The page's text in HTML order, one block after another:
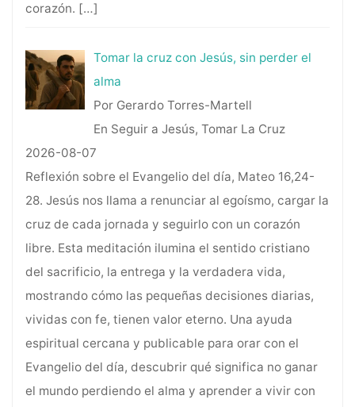
corazón. […]
Tomar la cruz con Jesús, sin perder el
alma
Por Gerardo Torres-Martell
En Seguir a Jesús, Tomar La Cruz
2026-08-07
Reflexión sobre el Evangelio del día, Mateo 16,24-
28. Jesús nos llama a renunciar al egoísmo, cargar la
cruz de cada jornada y seguirlo con un corazón
libre. Esta meditación ilumina el sentido cristiano
del sacrificio, la entrega y la verdadera vida,
mostrando cómo las pequeñas decisiones diarias,
vividas con fe, tienen valor eterno. Una ayuda
espiritual cercana y publicable para orar con el
Evangelio del día, descubrir qué significa no ganar
el mundo perdiendo el alma y aprender a vivir con